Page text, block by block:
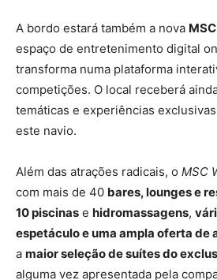
A bordo estará também a nova
espaço de entretenimento digital
transforma numa plataforma
competições. O local receberá
temáticas e experiências
este navio.
Além das atrações radicais, o MSC
com mais de 40 bares, lounges e
10 piscinas e hidromassagens,
espetáculo e uma ampla oferta de
a maior seleção de suítes do
alguma vez apresentada pela